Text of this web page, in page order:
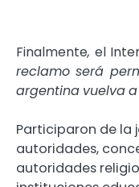
Finalmente, el
reclamo será
argentina vuelvaa
Participaron de la
autoridades,
autoridades